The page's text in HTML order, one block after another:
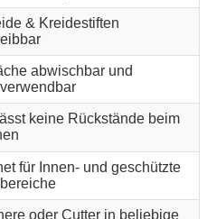
& Kreidestiften
abwischbar und
keine Rückstände beim
für Innen- und geschützte
oder Cutter in beliebige